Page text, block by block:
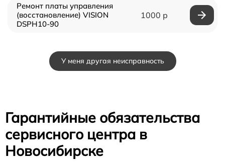
Ремонт платы управления
(восстановление) VISION
DSPH10-90
1000 р
У меня другая неисправность
Гарантийные обязательства
сервисного центра в
Новосибирске